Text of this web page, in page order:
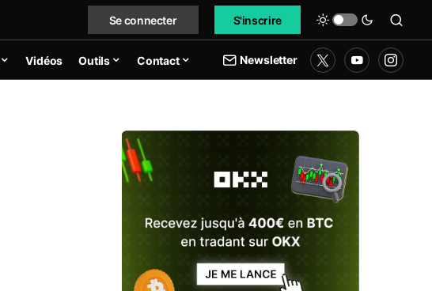
Se connecter S'inscrire
Vidéos Outils Contact Newsletter